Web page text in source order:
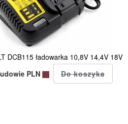
DCB115 ładowarka 10,8V 14,4V 18V
PLN